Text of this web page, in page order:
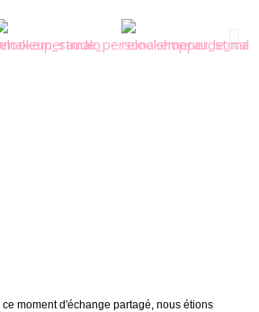
moment d'échange partagé, nous étions